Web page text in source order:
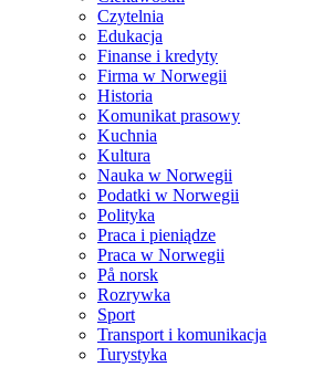
Czytelnia
Edukacja
Finanse i kredyty
Firma w Norwegii
Historia
Komunikat prasowy
Kuchnia
Kultura
Nauka w Norwegii
Podatki w Norwegii
Polityka
Praca i pieniądze
Praca w Norwegii
På norsk
Rozrywka
Sport
Transport i komunikacja
Turystyka